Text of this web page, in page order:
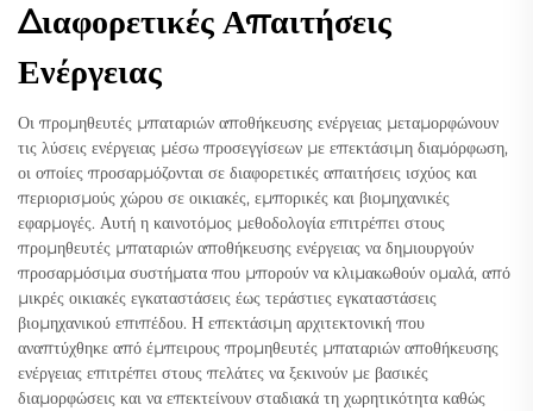
Διαφορετικές Απαιτήσεις
Ενέργειας
Οι προμηθευτές μπαταριών αποθήκευσης ενέργειας μεταμορφώνουν
τις λύσεις ενέργειας μέσω προσεγγίσεων με επεκτάσιμη διαμόρφωση,
οι οποίες προσαρμόζονται σε διαφορετικές απαιτήσεις ισχύος και
περιορισμούς χώρου σε οικιακές, εμπορικές και βιομηχανικές
εφαρμογές. Αυτή η καινοτόμος μεθοδολογία επιτρέπει στους
προμηθευτές μπαταριών αποθήκευσης ενέργειας να δημιουργούν
προσαρμόσιμα συστήματα που μπορούν να κλιμακωθούν ομαλά, από
μικρές οικιακές εγκαταστάσεις έως τεράστιες εγκαταστάσεις
βιομηχανικού επιπέδου. Η επεκτάσιμη αρχιτεκτονική που
αναπτύχθηκε από έμπειρους προμηθευτές μπαταριών αποθήκευσης
ενέργειας επιτρέπει στους πελάτες να ξεκινούν με βασικές
διαμορφώσεις και να επεκτείνουν σταδιακά τη χωρητικότητα καθώς